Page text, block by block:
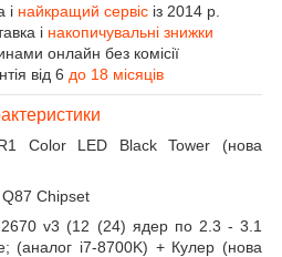
і найкращий сервіс із 2014 р.
і накопичувальні знижки
онлайн без комісії
від 6 до 18 місяців
Color LED Black Tower (нова
Chipset
v3 (12 (24) ядер по 2.3 - 3.1
(аналог i7-8700K) + Кулер (нова